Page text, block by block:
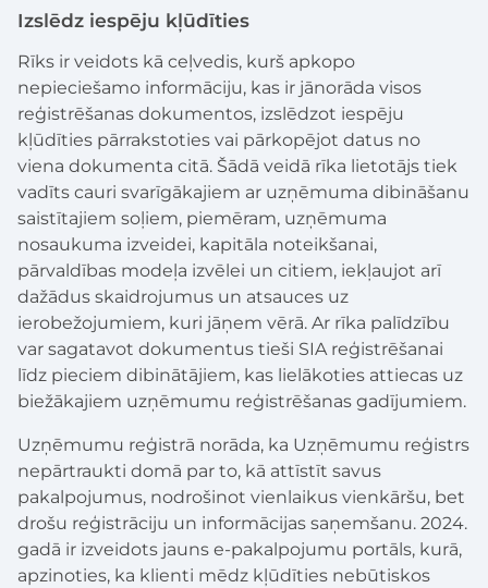
Izslēdz iespēju kļūdīties
Rīks ir veidots kā ceļvedis, kurš apkopo
nepieciešamo informāciju, kas ir jānorāda visos
reģistrēšanas dokumentos, izslēdzot iespēju
kļūdīties pārrakstoties vai pārkopējot datus no
viena dokumenta citā. Šādā veidā rīka lietotājs tiek
vadīts cauri svarīgākajiem ar uzņēmuma dibināšanu
saistītajiem soļiem, piemēram, uzņēmuma
nosaukuma izveidei, kapitāla noteikšanai,
pārvaldības modeļa izvēlei un citiem, iekļaujot arī
dažādus skaidrojumus un atsauces uz
ierobežojumiem, kuri jāņem vērā. Ar rīka palīdzību
var sagatavot dokumentus tieši SIA reģistrēšanai
līdz pieciem dibinātājiem, kas lielākoties attiecas uz
biežākajiem uzņēmumu reģistrēšanas gadījumiem.
Uzņēmumu reģistrā norāda, ka Uzņēmumu reģistrs
nepārtraukti domā par to, kā attīstīt savus
pakalpojumus, nodrošinot vienlaikus vienkāršu, bet
drošu reģistrāciju un informācijas saņemšanu. 2024.
gadā ir izveidots jauns e-pakalpojumu portāls, kurā,
apzinoties, ka klienti mēdz kļūdīties nebūtiskos